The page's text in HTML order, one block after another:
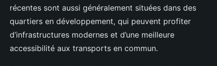
récentes sont aussi généralement situées dans des
quartiers en développement, qui peuvent profiter
d’infrastructures modernes et d’une meilleure
accessibilité aux transports en commun.